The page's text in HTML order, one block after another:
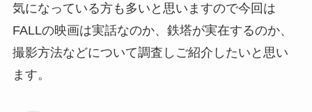
気になっている方も多いと思いますので今回は
FALLの映画は実話なのか、鉄塔が実在するのか、
撮影方法などについて調査しご紹介したいと思い
ます。